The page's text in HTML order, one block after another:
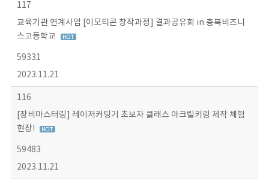
117
교육기관 연계사업 [이모티콘 창작과정] 결과공유회 in 충북비즈니
스고등학교
59331
2023.11.21
116
[장비마스터링] 레이저커팅기 초보자 클래스 아크릴키링 제작 체험
현장!
59483
2023.11.21